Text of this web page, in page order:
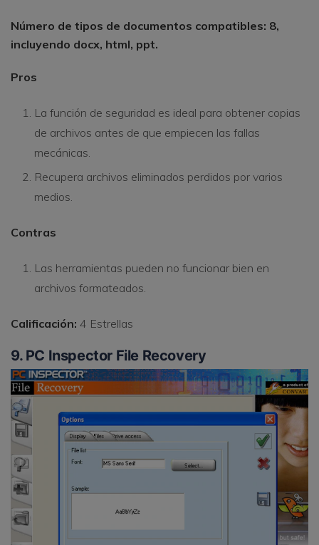
Número de tipos de documentos compatibles: 8,
incluyendo docx, html, ppt.
Pros
La función de seguridad es ideal para obtener copias
de archivos antes de que empiecen las fallas
mecánicas.
Recupera archivos eliminados perdidos por varios
medios.
Contras
Las herramientas pueden no funcionar bien en
archivos formateados.
Calificación: 4 Estrellas
9. PC Inspector File Recovery